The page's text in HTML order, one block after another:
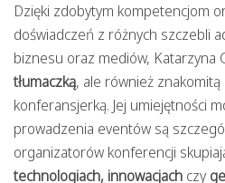
Dzięki zdobytym kompetencjom
doświadczeń z różnych szczebli
biznesu oraz mediów, Katarzyna
tłumaczką, ale również
konferansjerką. Jej umiejętności
prowadzenia eventów są
organizatorów konferencji
technologiach, innowacjach czy